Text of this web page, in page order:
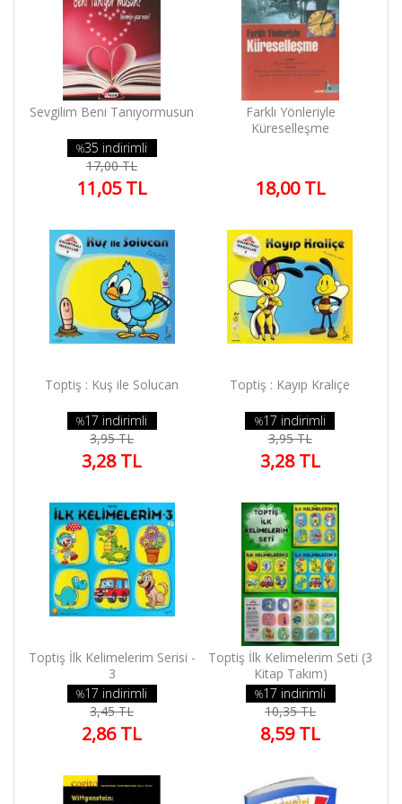
Sevgilim Beni Tanıyormusun
%35 indirimli
17,00 TL
11,05 TL
Farklı Yönleriyle
Küreselleşme
18,00 TL
Toptiş : Kuş ile Solucan
%17 indirimli
3,95 TL
3,28 TL
Toptiş : Kayıp Kraliçe
%17 indirimli
3,95 TL
3,28 TL
Toptiş İlk Kelimelerim Serisi -
3
%17 indirimli
3,45 TL
2,86 TL
Toptiş İlk Kelimelerim Seti (3
Kitap Takım)
%17 indirimli
10,35 TL
8,59 TL